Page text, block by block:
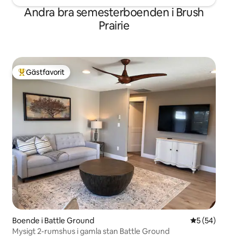
Andra bra semesterboenden i Brush
Prairie
Populär gästfavorit
Gästfavorit
Boende i Battle Ground 5 av 5 i
5 (54)
Mysigt 2-rumshus i gamla stan Battle Ground